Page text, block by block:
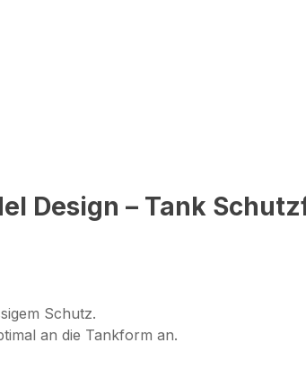
Design – Tank
Schutz.
an die Tankform an.